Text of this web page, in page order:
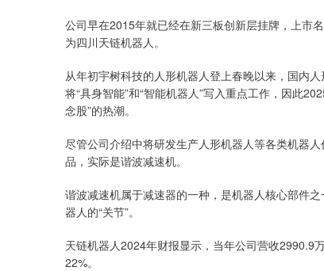
公司早在2015年就已经在新三板创新层挂牌，上市
为四川天链机器人。
从年初宇树科技的人形机器人登上春晚以来，国内
将“具身智能”和“智能机器人”写入重点工作，因此
念股”的热潮。
尽管公司介绍中将研发生产人形机器人等各类机器
品，实际是谐波减速机。
谐波减速机属于减速器的一种，是机器人核心部件
器人的“关节”。
天链机器人2024年财报显示，当年公司营收2990.9
22%。